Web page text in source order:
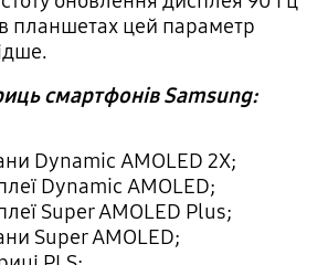
планшетах цей параметр
смартфонів Samsung:
Dynamic AMOLED 2Х;
Dynamic AMOLED;
Super AMOLED Plus;
Super AMOLED;